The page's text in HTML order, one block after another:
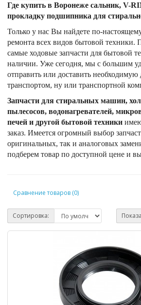
Где купить в Воронеже сальник, V-
прокладку подшипника для
Только у нас Вы найдете по-
ремонта всех видов бытовой техники.
самые ходовые запчасти для бытовой
наличии. Уже сегодня, мы с большим
отправить или доставить необходимую
транспортом, ну или транспортной
Запчасти для стиральных машин,
пылесосов, водонагревателей,
печей и другой бытовой техники
заказ. Имеется огромный выбор
оригинальных, так и аналоговых
подберем товар по доступной цене и
Сравнение товаров (0)
Сортировка: